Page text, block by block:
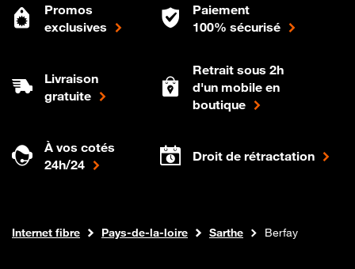
Promos
exclusives
Paiement
100% sécurisé
Livraison
gratuite
Retrait sous 2h
d'un mobile en
boutique
À vos cotés
24h/24
Droit de rétractation
Boutique Orange
Internet fibre Pays-de-la-loire Sarthe Berfay